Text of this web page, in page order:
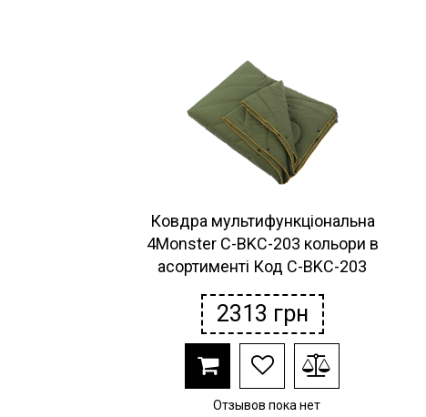
Ковдра мультифункціональна
4Monster C-BKC-203 кольори в
асортименті Код C-BKC-203
2313 грн
Отзывов пока нет